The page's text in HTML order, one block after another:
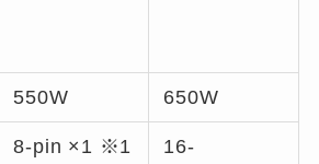
550W 650W
8-pin ×1 ※1
16-